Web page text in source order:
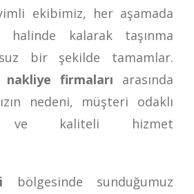
ekibimiz, her aşamada
kalarak taşınma
bir şekilde tamamlar.
firmaları arasında
nedeni, müşteri odaklı
ve kaliteli hizmet
bölgesinde sunduğumuz